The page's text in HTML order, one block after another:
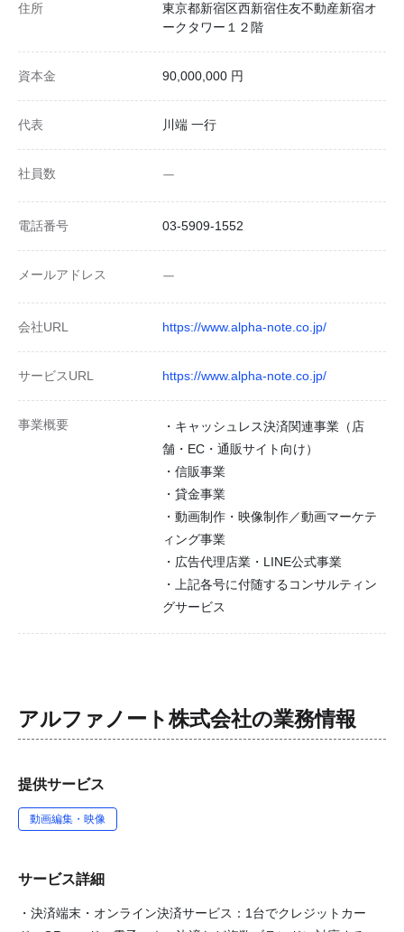
住所
東京都新宿区西新宿住友不動産新宿オ
ークタワー１２階
資本金 90,000,000 円
代表 川端 一行
社員数 ー
電話番号 03-5909-1552
メールアドレス ー
会社URL https://www.alpha-note.co.jp/
サービスURL https://www.alpha-note.co.jp/
事業概要
・キャッシュレス決済関連事業（店
舗・EC・通販サイト向け）
・信販事業
・貸金事業
・動画制作・映像制作／動画マーケテ
ィング事業
・広告代理店業・LINE公式事業
・上記各号に付随するコンサルティン
グサービス
アルファノート株式会社の業務情報
提供サービス
動画編集・映像
サービス詳細
・決済端末・オンライン決済サービス：1台でクレジットカー